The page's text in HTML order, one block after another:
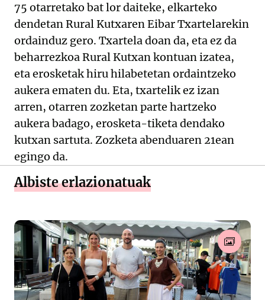
75 otarretako bat lor daiteke, elkarteko
dendetan Rural Kutxaren Eibar Txartelarekin
ordainduz gero. Txartela doan da, eta ez da
beharrezkoa Rural Kutxan kontuan izatea,
eta erosketak hiru hilabetetan ordaintzeko
aukera ematen du. Eta, txartelik ez izan
arren, otarren zozketan parte hartzeko
aukera badago, erosketa-tiketa dendako
kutxan sartuta. Zozketa abenduaren 21ean
egingo da.
Albiste erlazionatuak